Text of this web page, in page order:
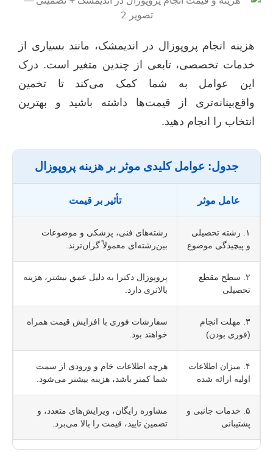
هزینه انجام پروپوزال در اندیمشک، مانند بسیاری از
خدمات تخصصی، تابعی از چندین متغیر است. درک
این عوامل به شما کمک می‌کند تا تخمین
واقع‌بینانه‌تری از قیمت‌ها داشته باشید و بهترین
انتخاب را انجام دهید.
جدول: عوامل کلیدی موثر بر هزینه پروپوزال
عامل موثر تأثیر بر قیمت
۱. رشته تحصیلی
و پیچیدگی موضوع
رشته‌های فنی، پزشکی و موضوعات
بین‌رشته‌ای معمولاً گران‌ترند.
۲. سطح مقطع
تحصیلی
پروپوزال دکترا به دلیل عمق بیشتر، هزینه
بالاتری دارد.
۳. مهلت انجام
(فوری بودن)
سفارشات فوری با افزایش قیمت همراه
خواهند بود.
۴. میزان اطلاعات
اولیه ارائه شده
هرچه اطلاعات خام و ورودی از سمت
شما کمتر باشد، هزینه بیشتر می‌شود.
۵. خدمات جانبی و
پشتیبانی
مشاوره رایگان، ویرایش‌های متعدد، و
تضمین تایید، قیمت را بالا می‌برد.